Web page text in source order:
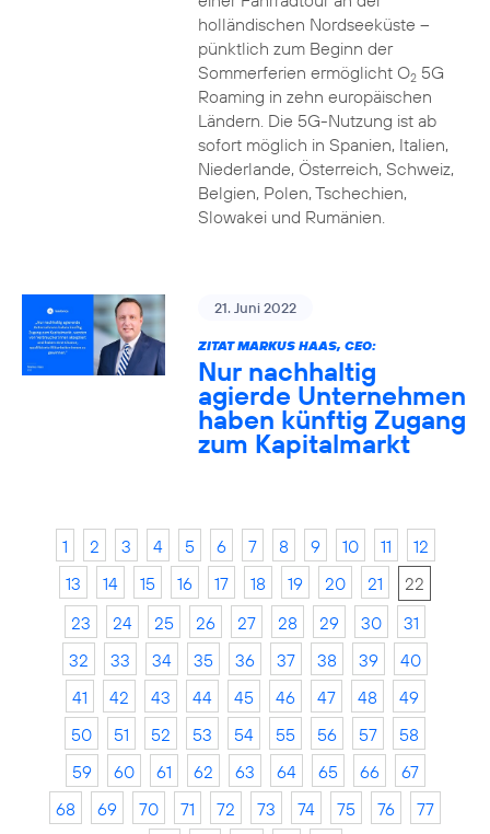
holländischen Nordseeküste –
pünktlich zum Beginn der
Sommerferien ermöglicht O25G
Roaming in zehn europäischen
Ländern. Die 5G-Nutzung ist ab
sofort möglich in Spanien, Italien,
Niederlande, Österreich, Schweiz,
Belgien, Polen, Tschechien,
Slowakei und Rumänien.
21. Juni 2022
ZITAT MARKUS HAAS, CEO:
Nur nachhaltig
agierde Unternehmen
haben künftig Zugang
zum Kapitalmarkt
1 2 3 4 5 6 7 8 9 10 11
12
13
14 15 16 17 18 19 20 21
22
23
24 25 26 27 28 29 30
31
32
33 34 35 36 37 38 39
40
41
42 43 44 45 46 47 48
49
50
51 52 53 54 55 56 57
58
59
60 61 62 63 64 65 66
67
68
69 70 71 72 73 74 75 76
77